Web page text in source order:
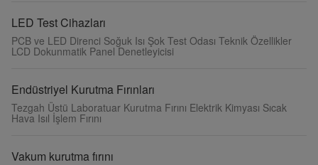
LED Test Cihazları
PCB ve LED Direnci Soğuk Isı Şok Test Odası Teknik Özellikler
LCD Dokunmatik Panel Denetleyicisi
Endüstriyel Kurutma Fırınları
Tezgah Üstü Laboratuar Kurutma Fırını Elektrik Kimyası Sıcak
Hava Isıl İşlem Fırını
Vakum kurutma fırını